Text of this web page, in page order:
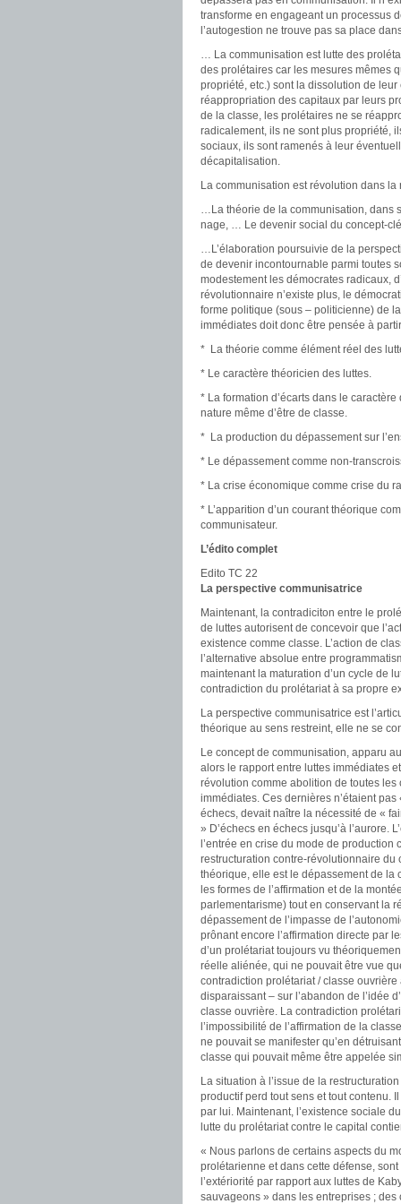
transforme en engageant un processus
l’autogestion ne trouve pas sa place
… La communisation est lutte des
des prolétaires car les mesures mêmes
propriété, etc.) sont la dissolution de
réappropriation des capitaux par leurs
de la classe, les prolétaires ne se
radicalement, ils ne sont plus propriété,
sociaux, ils sont ramenés à leur
décapitalisation.
La communisation est révolution dans
…La théorie de la communisation, dans
nage, … Le devenir social du concept-
…L’élaboration poursuivie de la
de devenir incontournable parmi toutes
modestement les démocrates radicaux,
révolutionnaire n’existe plus, le
forme politique (sous – politicienne) de
immédiates doit donc être pensée à
* La théorie comme élément réel des
* Le caractère théoricien des luttes.
* La formation d’écarts dans le
nature même d’être de classe.
* La production du dépassement sur
* Le dépassement comme non-
* La crise économique comme crise du
* L’apparition d’un courant théorique
communisateur.
L’édito complet
Edito TC 22
La perspective communisatrice
Maintenant, la contradiciton entre le
de luttes autorisent de concevoir que
existence comme classe. L’action de
l’alternative absolue entre
maintenant la maturation d’un cycle de
contradiction du prolétariat à sa propre
La perspective communisatrice est
théorique au sens restreint, elle ne se
Le concept de communisation, apparu
alors le rapport entre luttes immédiates
révolution comme abolition de toutes
immédiates. Ces dernières n’étaient
échecs, devait naître la nécessité de «
» D’échecs en échecs jusqu’à l’aurore.
l’entrée en crise du mode de
restructuration contre-révolutionnaire du
théorique, elle est le dépassement de la
les formes de l’affirmation et de la
parlementarisme) tout en conservant la
dépassement de l’impasse de
prônant encore l’affirmation directe par
d’un prolétariat toujours vu
réelle aliénée, qui ne pouvait être vue
contradiction prolétariat / classe
disparaissant – sur l’abandon de l’idée
classe ouvrière. La contradiction
l’impossibilité de l’affirmation de la
ne pouvait se manifester qu’en
classe qui pouvait même être appelée
La situation à l’issue de la
productif perd tout sens et tout contenu.
par lui. Maintenant, l’existence sociale
lutte du prolétariat contre le capital
« Nous parlons de certains aspects du
prolétarienne et dans cette défense,
l’extériorité par rapport aux luttes de
sauvageons » dans les entreprises ;